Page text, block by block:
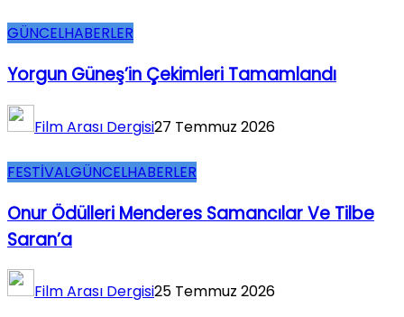
GÜNCELHABERLER
Yorgun Güneş’in Çekimleri Tamamlandı
Film Arası Dergisi27 Temmuz 2026
FESTİVALGÜNCELHABERLER
Onur Ödülleri Menderes Samancılar Ve Tilbe
Saran’a
Film Arası Dergisi25 Temmuz 2026